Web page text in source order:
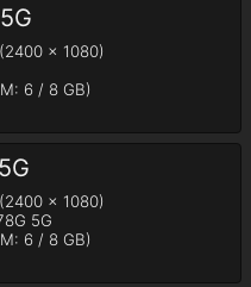
x 1080)
6 / 8 GB)
x 1080)
5G
6 / 8 GB)